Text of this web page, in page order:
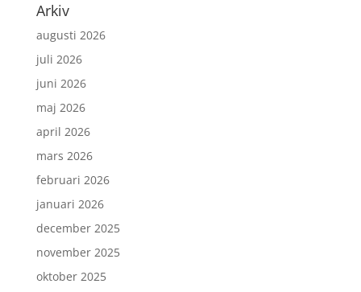
Arkiv
augusti 2026
juli 2026
juni 2026
maj 2026
april 2026
mars 2026
februari 2026
januari 2026
december 2025
november 2025
oktober 2025